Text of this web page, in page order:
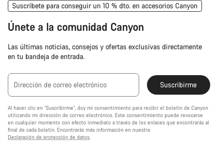
Suscríbete para conseguir un 10 % dto. en accesorios Canyon
Únete a la comunidad Canyon
Las últimas noticias, consejos y ofertas exclusivas directamente
en tu bandeja de entrada.
Dirección de correo electrónico Suscribirme
Al hacer clic en “Suscribirme”, doy mi consentimiento para recibir el boletín de Canyon
utilizando mi dirección de correo electrónico. Este consentimiento puede revocarse
en cualquier momento con efecto inmediato a través de los enlaces que encontrarás al
final de cada boletín. Encontrarás más información en nuestra
Declaración de protección de datos